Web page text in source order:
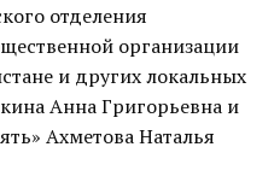
отделения
организации
и других локальных
Анна Григорьевна и
Ахметова Наталья